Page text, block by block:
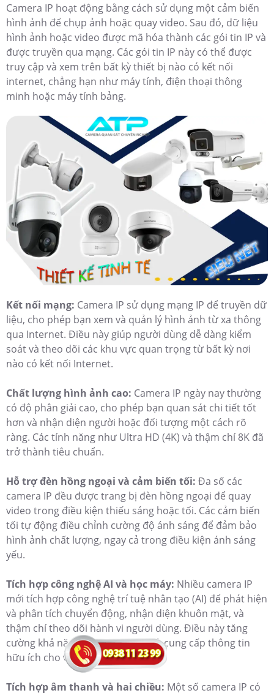
Camera IP hoạt động bằng cách sử dụng một cảm biến
hình ảnh để chụp ảnh hoặc quay video. Sau đó, dữ liệu
hình ảnh hoặc video được mã hóa thành các gói tin IP và
được truyền qua mạng. Các gói tin IP này có thể được
truy cập và xem trên bất kỳ thiết bị nào có kết nối
internet, chẳng hạn như máy tính, điện thoại thông
minh hoặc máy tính bảng.
Kết nối mạng: Camera IP sử dụng mạng IP để truyền dữ
liệu, cho phép bạn xem và quản lý hình ảnh từ xa thông
qua Internet. Điều này giúp người dùng dễ dàng kiểm
soát và theo dõi các khu vực quan trọng từ bất kỳ nơi
nào có kết nối Internet.
Chất lượng hình ảnh cao: Camera IP ngày nay thường
có độ phân giải cao, cho phép bạn quan sát chi tiết tốt
hơn và nhận diện người hoặc đối tượng một cách rõ
ràng. Các tính năng như Ultra HD (4K) và thậm chí 8K đã
trở thành tiêu chuẩn.
Hỗ trợ đèn hồng ngoại và cảm biến tối: Đa số các
camera IP đều được trang bị đèn hồng ngoại để quay
video trong điều kiện thiếu sáng hoặc tối. Các cảm biến
tối tự động điều chỉnh cường độ ánh sáng để đảm bảo
hình ảnh chất lượng, ngay cả trong điều kiện ánh sáng
yếu.
Tích hợp công nghệ AI và học máy: Nhiều camera IP
mới tích hợp công nghệ trí tuệ nhân tạo (AI) để phát hiện
và phân tích chuyển động, nhận diện khuôn mặt, và
thậm chí theo dõi hành vi người dùng. Điều này tăng
cường khả năng xác định sự cố và cung cấp thông tin
hữu ích cho việc quản lý an ninh.
Tích hợp âm thanh và hai chiều: Một số camera IP có